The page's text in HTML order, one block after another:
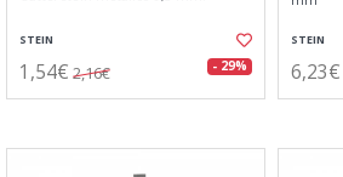
STEIN
1,54€ 2,16€ - 29%
STEIN
6,23€